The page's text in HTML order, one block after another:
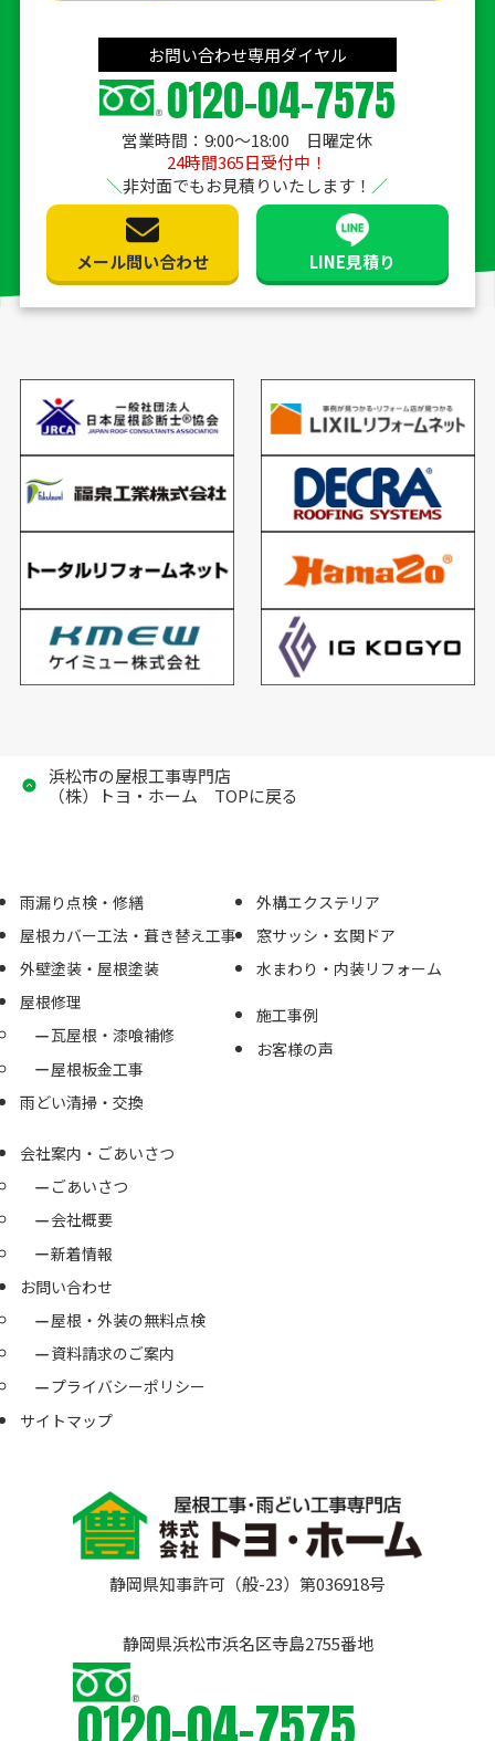
お問い合わせ専用ダイヤル
0120-04-7575
営業時間：9:00〜18:00 日曜定休
24時間365日受付中！
非対面でもお見積りいたします！
メール問い合わせ LINE見積り
浜松市の屋根工事専門店
（株）トヨ・ホーム TOPに戻る
静岡県知事許可（般-23）第036918号
静岡県浜松市浜名区寺島2755番地
雨漏り点検・修繕
屋根カバー工法・葺き替え工事
外壁塗装・屋根塗装
屋根修理
瓦屋根・漆喰補修
屋根板金工事
雨どい清掃・交換
外構エクステリア
窓サッシ・玄関ドア
水まわり・内装リフォーム
施工事例
お客様の声
会社案内・ごあいさつ
ごあいさつ
会社概要
新着情報
お問い合わせ
屋根・外装の無料点検
資料請求のご案内
プライバシーポリシー
サイトマップ